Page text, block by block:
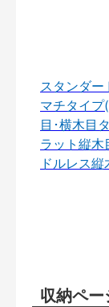
スタンダー
マチタイ
目･横木目
ラット縦
ドルレス
収納ペ